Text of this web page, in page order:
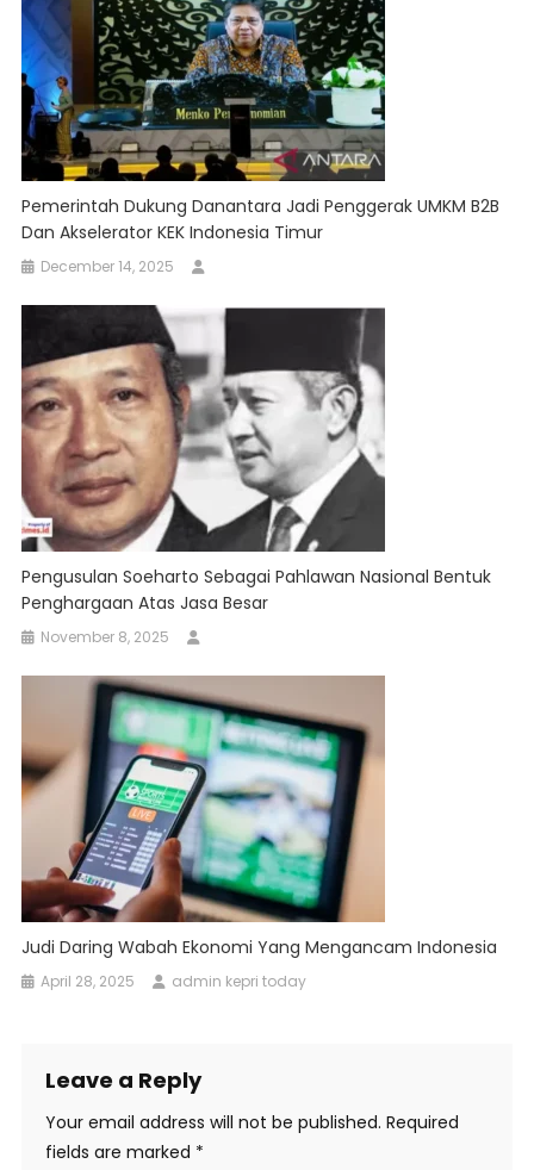
Pemerintah Dukung Danantara Jadi Penggerak UMKM B2B
Dan Akselerator KEK Indonesia Timur
December 14, 2025
Pengusulan Soeharto Sebagai Pahlawan Nasional Bentuk
Penghargaan Atas Jasa Besar
November 8, 2025
Judi Daring Wabah Ekonomi Yang Mengancam Indonesia
April 28, 2025 admin kepri today
Leave a Reply
Your email address will not be published. Required
fields are marked *